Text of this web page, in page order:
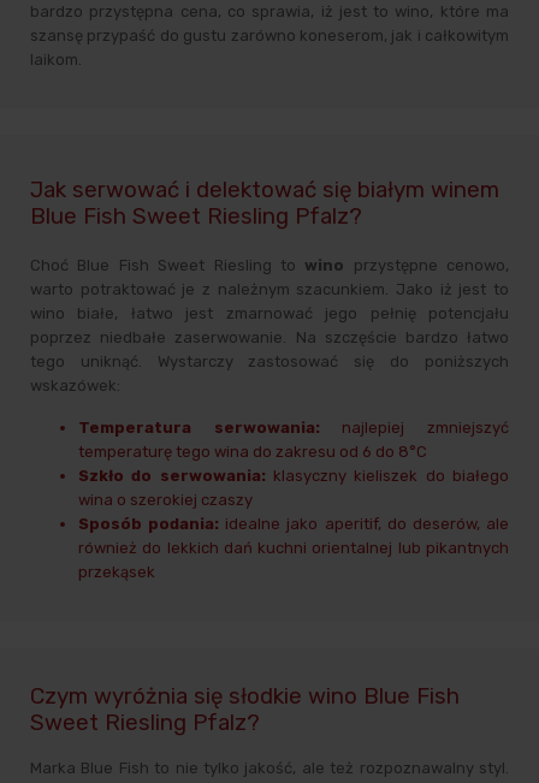
bardzo przystępna cena, co sprawia, iż jest to wino, które ma
szansę przypaść do gustu zarówno koneserom, jak i całkowitym
laikom.
Jak serwować i delektować się białym winem
Blue Fish Sweet Riesling Pfalz?
Choć Blue Fish Sweet Riesling to wino przystępne cenowo,
warto potraktować je z należnym szacunkiem. Jako iż jest to
wino białe, łatwo jest zmarnować jego pełnię potencjału
poprzez niedbałe zaserwowanie. Na szczęście bardzo łatwo
tego uniknąć. Wystarczy zastosować się do poniższych
wskazówek:
Temperatura serwowania: najlepiej zmniejszyć
temperaturę tego wina do zakresu od 6 do 8°C
Szkło do serwowania: klasyczny kieliszek do białego
wina o szerokiej czaszy
Sposób podania: idealne jako aperitif, do deserów, ale
również do lekkich dań kuchni orientalnej lub pikantnych
przekąsek
Czym wyróżnia się słodkie wino Blue Fish
Sweet Riesling Pfalz?
Marka Blue Fish to nie tylko jakość, ale też rozpoznawalny styl.